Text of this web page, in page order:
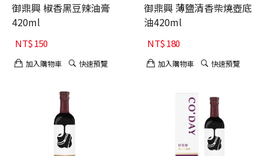
御鼎興 椒香黑豆辣油膏
420ml
NT$150
加入購物車 快速預覽
御鼎興 薄鹽清香柴燒壺底
油420ml
NT$180
加入購物車 快速預覽